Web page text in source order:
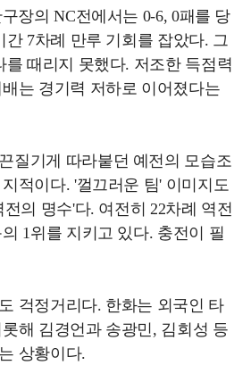
장의 NC전에서는 0-6, 0패를 당
7차례 만루 기회를 잡았다. 그
를 때리지 못했다. 저조한 득점력
는 경기력 저하로 이어졌다는
질기게 따라붙던 예전의 모습조
적이다. '껄끄러운 팀' 이미지도
의 명수'다. 여전히 22차례 역전
1위를 지키고 있다. 충전이 필
걱정거리다. 한화는 외국인 타
해 김경언과 송광민, 김회성 등
상황이다.